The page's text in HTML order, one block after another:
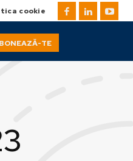
cookie
TE